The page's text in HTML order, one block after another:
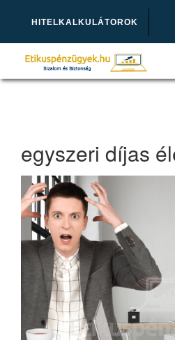
HITELKALKULÁTOROK
egyszeri díjas